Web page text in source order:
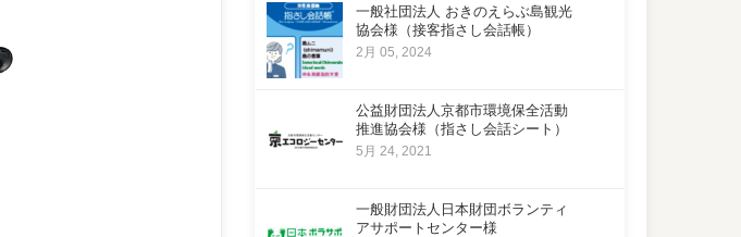
一般社団法人 おきのえらぶ島観光
協会様（接客指さし会話帳）
2月 05, 2024
公益財団法人京都市環境保全活動
推進協会様（指さし会話シート）
5月 24, 2021
一般財団法人日本財団ボランティ
アサポートセンター様